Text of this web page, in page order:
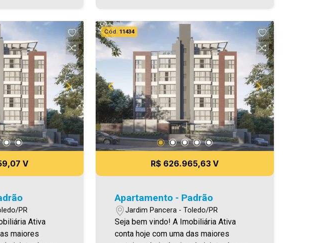
A hora de
É AGORA!
se em casa!
de garagem - Varanda Gourmet com
churrasqueira Área privativa 90,33 m²
Aproveite essa oportunidade! A hora de
encontrar o seu novo lar É AGORA!
Imobiliária Ativa, sinta-se em casa!
V
PR
maiores
Cód. 11434
R$ 626.965,63 V
Apartamento - Padrão
Jardim Pancera - Toledo/PR
Seja bem vindo! A Imobiliária Ativa
conta hoje com uma das maiores